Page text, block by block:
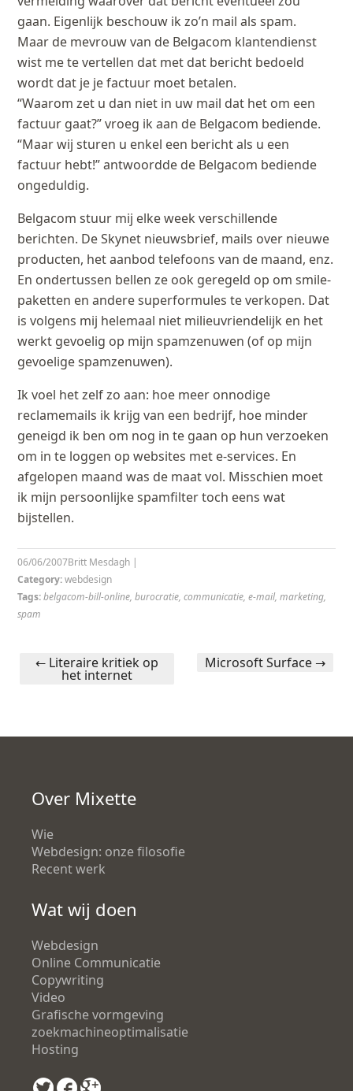
gaan. Eigenlijk beschouw ik zo’n mail als spam.
Maar de mevrouw van de Belgacom klantendienst
wist me te vertellen dat met dat bericht bedoeld
wordt dat je je factuur moet betalen.
“Waarom zet u dan niet in uw mail dat het om een
factuur gaat?” vroeg ik aan de Belgacom bediende.
“Maar wij sturen u enkel een bericht als u een
factuur hebt!” antwoordde de Belgacom bediende
ongeduldig.
Belgacom stuur mij elke week verschillende
berichten. De Skynet nieuwsbrief, mails over nieuwe
producten, het aanbod telefoons van de maand, enz.
En ondertussen bellen ze ook geregeld op om smile-
paketten en andere superformules te verkopen. Dat
is volgens mij helemaal niet milieuvriendelijk en het
werkt gevoelig op mijn spamzenuwen (of op mijn
gevoelige spamzenuwen).
Ik voel het zelf zo aan: hoe meer onnodige
reclamemails ik krijg van een bedrijf, hoe minder
geneigd ik ben om nog in te gaan op hun verzoeken
om in te loggen op websites met e-services. En
afgelopen maand was de maat vol. Misschien moet
ik mijn persoonlijke spamfilter toch eens wat
bijstellen.
Britt Mesdagh |
06/06/2007
Category:webdesign
Tags:belgacom-bill-online,burocratie,communicatie,e-mail,marketing,
spam
Post navigation
← Literaire kritiek op
het internet
Microsoft Surface →
Over Mixette
Wie
Webdesign: onze filosofie
Recent werk
Wat wij doen
Webdesign
Online Communicatie
Copywriting
Video
Grafische vormgeving
zoekmachineoptimalisatie
Hosting